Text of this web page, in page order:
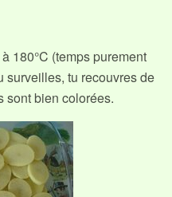
180°C (temps purement
surveilles, tu recouvres de
sont bien colorées.